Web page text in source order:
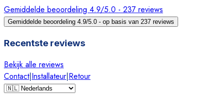
Gemiddelde beoordeling 4.9/5.0 - 237 reviews
Gemiddelde beoordeling 4.9/5.0 - op basis van 237 reviews
Recentste reviews
Bekijk alle reviews
Contact|Installateur|Retour